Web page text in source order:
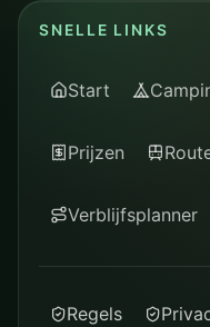
SNELLE LINKS
Start
Prijzen
Verblijfsplanner
Regels